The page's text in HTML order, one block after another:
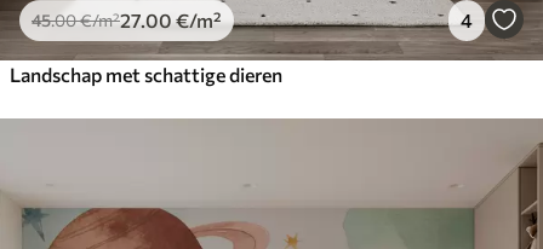
45.00€/m²27.00 €/m² 4
Landschap met schattige dieren